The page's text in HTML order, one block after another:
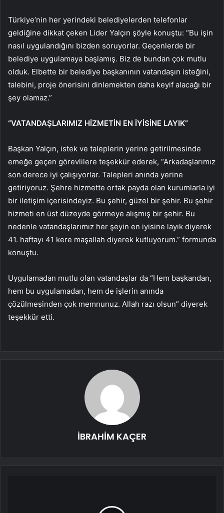
Türkiye’nin her yerindeki belediyelerden telefonlar
geldiğine dikkat çeken Lider Yalçın şöyle konuştu: “Bu işin
nasıl uygulandığını bizden soruyorlar. Geçenlerde bir
belediye uygulamaya başlamış. Biz de bundan çok mutlu
olduk. Elbette bir belediye başkanının vatandaşın isteğini,
talebini, proje önerisini dinlemekten daha keyif alacağı bir
şey olamaz.”
“VATANDAŞLARIMIZ HİZMETİN EN İYİSİNE LAYIK”
Başkan Yalçın, istek ve taleplerin yerine getirilmesinde
emeğe geçen görevlilere teşekkür ederek, “Arkadaşlarımız
son derece iyi çalışıyorlar. Talepleri anında yerine
getiriyoruz. Şehre hizmette ortak payda olan kurumlarla iyi
bir iletişim içerisindeyiz. Bu şehir, güzel bir şehir. Bu şehir
hizmeti en üst düzeyde görmeye alışmış bir şehir. Bu
nedenle vatandaşlarımız her şeyin en iyisine layık diyerek
41. haftayı 41 kere maşallah diyerek kutluyorum.” formunda
konuştu.
Uygulamadan mutlu olan vatandaşlar da “Hem başkandan,
hem bu uygulamadan, hem de işlerin anında
çözülmesinden çok memnunuz. Allah razı olsun” diyerek
teşekkür etti.
İBRAHİM KAÇER